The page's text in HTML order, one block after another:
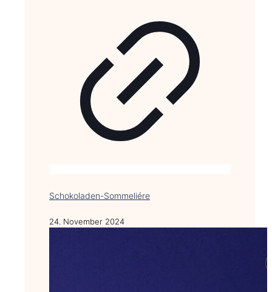
Schokoladen-Sommeliére
24. November 2024